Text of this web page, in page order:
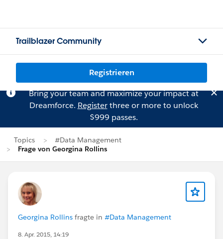
Trailblazer Community
Registrieren
Bring your team and maximize your impact at
Dreamforce. Registerthree or more to unlock
$999 passes.
Topics
#Data Management
Frage von Georgina Rollins
Georgina Rollins fragte in #Data Management
8. Apr. 2015, 14:19